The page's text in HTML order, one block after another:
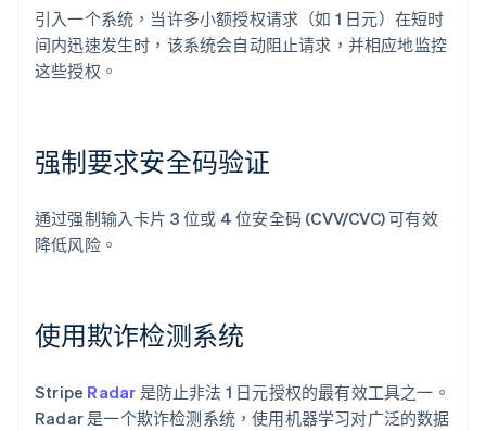
引入一个系统，当许多小额授权请求（如 1 日元）在短时
间内迅速发生时，该系统会自动阻止请求，并相应地监控
这些授权。
强制要求安全码验证
通过强制输入卡片 3 位或 4 位安全码 (CVV/CVC) 可有效
降低风险。
使用欺诈检测系统
Stripe Radar 是防止非法 1 日元授权的最有效工具之一。
Radar 是一个欺诈检测系统，使用机器学习对广泛的数据